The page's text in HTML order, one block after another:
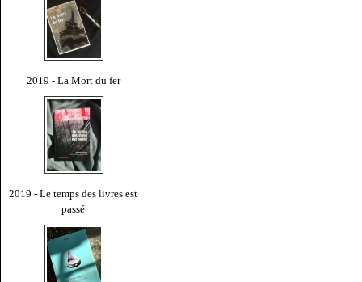
2019 - La Mort du fer
2019 - Le temps des livres est
passé